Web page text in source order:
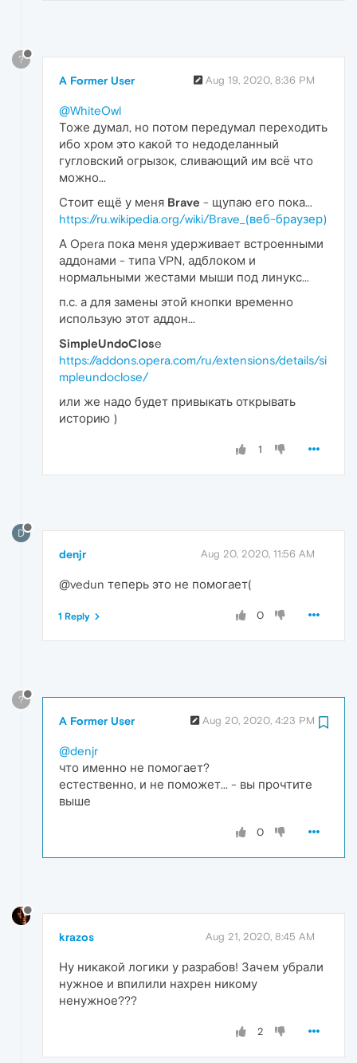
?
A Former User Aug 19, 2020, 8:36 PM
@WhiteOwl
Тоже думал, но потом передумал переходить
ибо хром это какой то недоделанный
гугловский огрызок, сливающий им всё что
можно...
Стоит ещё у меня Brave - щупаю его пока...
https://ru.wikipedia.org/wiki/Brave_(веб-браузер)
А Opera пока меня удерживает встроенными
аддонами - типа VPN, адблоком и
нормальными жестами мыши под линукс...
п.с. а для замены этой кнопки временно
использую этот аддон...
SimpleUndoClose
https://addons.opera.com/ru/extensions/details/si
mpleundoclose/
или же надо будет привыкать открывать
историю )
1
D
denjr Aug 20, 2020, 11:56 AM
@vedun теперь это не помогает(
0
1 Reply
?
A Former User Aug 20, 2020, 4:23 PM
@denjr
что именно не помогает?
естественно, и не поможет... - вы прочтите
выше
0
krazos Aug 21, 2020, 8:45 AM
Ну никакой логики у разрабов! Зачем убрали
нужное и впилили нахрен никому
ненужное???
2